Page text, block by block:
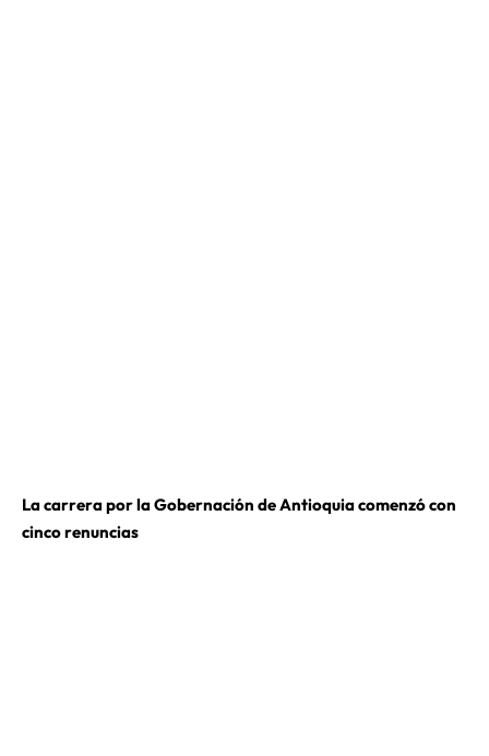
La carrera por la Gobernación de Antioquia comenzó con
cinco renuncias